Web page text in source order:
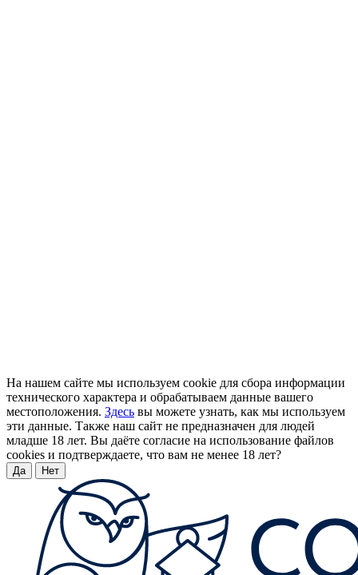
На нашем сайте мы используем cookie для сбора информации
технического характера и обрабатываем данные вашего
местоположения. Здесь вы можете узнать, как мы используем
эти данные. Также наш сайт не предназначен для людей
младше 18 лет. Вы даёте согласие на использование файлов
cookies и подтверждаете, что вам не менее 18 лет?
Да Нет